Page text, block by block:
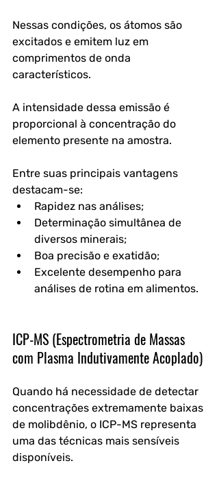
Nessas condições, os átomos são
excitados e emitem luz em
comprimentos de onda
característicos.
A intensidade dessa emissão é
proporcional à concentração do
elemento presente na amostra.
Entre suas principais vantagens
destacam-se:
Rapidez nas análises;
Determinação simultânea de
diversos minerais;
Boa precisão e exatidão;
Excelente desempenho para
análises de rotina em alimentos.
ICP-MS (Espectrometria de Massas
com Plasma Indutivamente Acoplado)
Quando há necessidade de detectar
concentrações extremamente baixas
de molibdênio, o ICP-MS representa
uma das técnicas mais sensíveis
disponíveis.